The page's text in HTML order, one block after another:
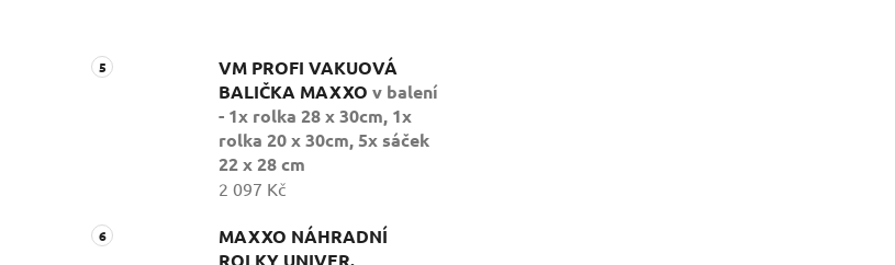
VM PROFI VAKUOVÁ
BALIČKA MAXXO v balení
- 1x rolka 28 x 30cm, 1x
rolka 20 x 30cm, 5x sáček
22 x 28 cm
2 097 Kč
MAXXO NÁHRADNÍ